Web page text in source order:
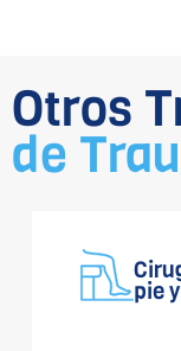
Otros
de
pie y